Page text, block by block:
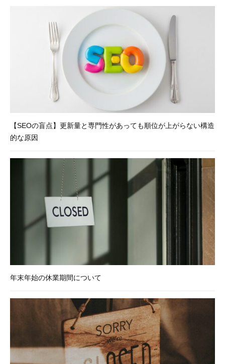
【SEOの盲点】更新量と専門性があっても順位が上がらない構造
的な原因
年末年始の休業期間について